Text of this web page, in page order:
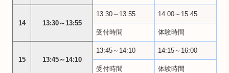
14 13:30～13:55
13:30～13:55 14:00～15:45
受付時間 体験時間
15 13:45～14:10
13:45～14:10 14:15～16:00
受付時間 体験時間